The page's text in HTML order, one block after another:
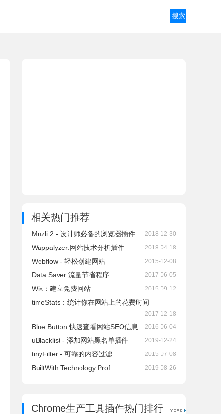
相关热门推荐
Muzli 2 - 设计师必备的浏览器插件 2018-12-30
Wappalyzer:网站技术分析插件 2018-04-18
Webflow - 轻松创建网站 2015-12-08
Data Saver:流量节省程序 2017-06-05
Wix：建立免费网站 2015-09-12
timeStats：统计你在网站上的花费时间
2017-12-18
Blue Button:快速查看网站SEO信息 2016-06-04
uBlacklist - 添加网站黑名单插件 2019-12-24
tinyFilter - 可靠的内容过滤 2015-07-08
BuiltWith Technology Prof... 2019-08-26
Chrome生产工具插件热门排行